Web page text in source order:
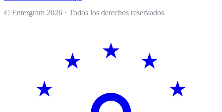
© Entergram 2026 · Todos los derechos reservados